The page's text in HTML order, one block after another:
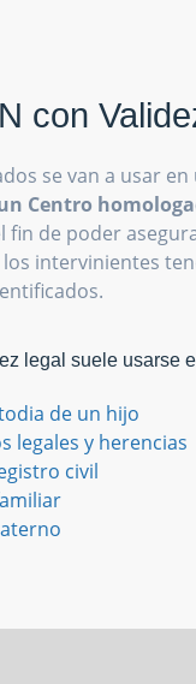
con
se van a usar
Centro
de poder
intervinientes
legal suele usarse
de un hijo
legales y herencias
civil